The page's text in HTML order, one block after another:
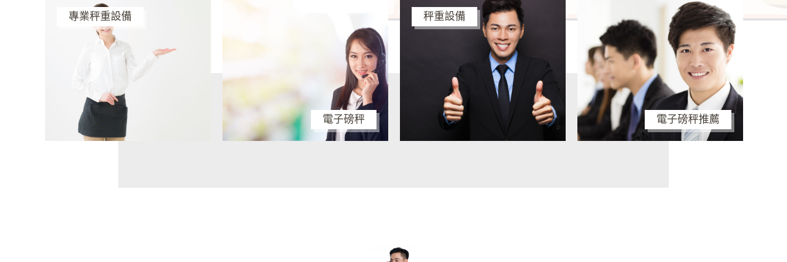
專業秤重設備
電子磅秤
秤重設備
電子磅秤推薦